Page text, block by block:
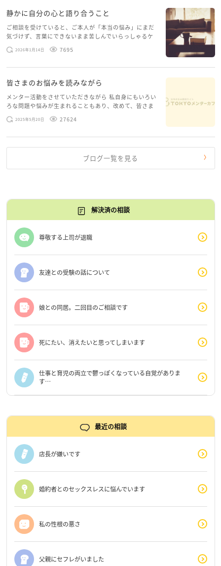
静かに自分の心と語り合うこと
ご相談を受けていると、ご本人が「本当の悩み」にまだ
気づけず、言葉にできないまま苦しんでいらっしゃるケ
ースがありますお悩みというのは、心の深いところ（深
層心理）に触れることで、まったく違う角度から解決の
2026年1月14日 7695
皆さまのお悩みを読みながら
メンター活動をさせていただきながら 私自身にもいろい
ろな問題や悩みが生まれることもあり、改めて、皆さま
のお悩みを読みながら 「みんな、もがいてる。わたし
だけじゃないんだな」と、逆に励まされるような日々で
2025年5月20日 27624
ブログ一覧を見る
解決済の相談
尊敬する上司が退職
友達との受験の話について
娘との同居。二回目のご相談です
死にたい、消えたいと思ってしまいます
仕事と育児の両立で鬱っぽくなっている自覚がありま
す…
最近の相談
店長が嫌いです
婚約者とのセックスレスに悩んでいます
私の性根の悪さ
父親にセフレがいました